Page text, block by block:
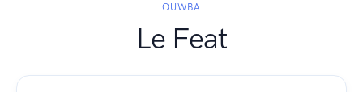
OUWBA
Le Feat